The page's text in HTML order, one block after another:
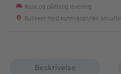
Rask og pålitelig levering
Butikker med kunnskapsrike ansatte
Beskrivelse